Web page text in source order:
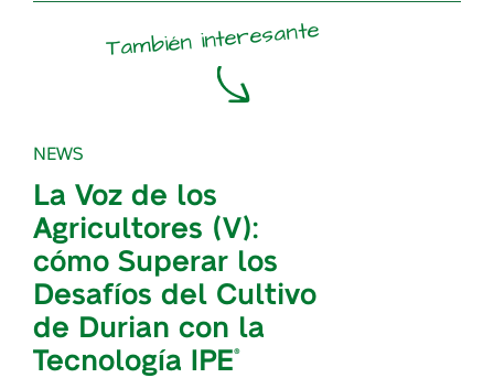
También interesante
NEWS
La Voz de los
Agricultores (V):
cómo Superar los
Desafíos del Cultivo
de Durian con la
Tecnología IPE®